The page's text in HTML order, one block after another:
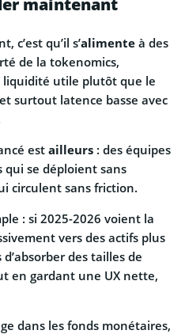
c’est qu’il s’alimente à des
de la tokenomics,
utile plutôt que le
surtout latence basse avec
est ailleurs : des équipes
qui se déploient sans
circulent sans friction.
: si 2025-2026 voient la
vers des actifs plus
des tailles de
en gardant une UX nette,
dans les fonds monétaires,